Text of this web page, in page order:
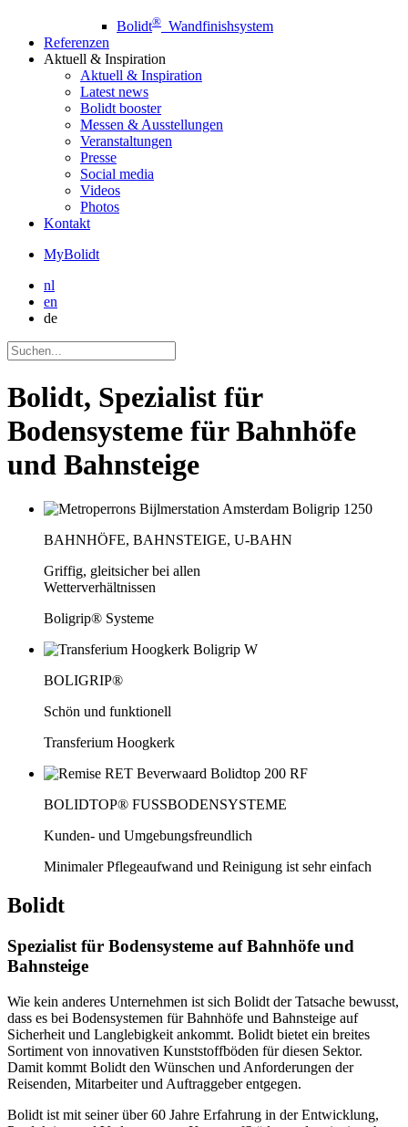
Bolidt® Wandfinishsystem
Referenzen
Aktuell & Inspiration
Aktuell & Inspiration
Latest news
Bolidt booster
Messen & Ausstellungen
Veranstaltungen
Presse
Social media
Videos
Photos
Kontakt
MyBolidt
nl
en
de
Bolidt, Spezialist für
Bodensysteme für Bahnhöfe
und Bahnsteige
BAHNHÖFE, BAHNSTEIGE, U-BAHN
Griffig, gleitsicher bei allen
Wetterverhältnissen
Boligrip® Systeme
BOLIGRIP®
Schön und funktionell
Transferium Hoogkerk
BOLIDTOP® FUSSBODENSYSTEME
Kunden- und Umgebungsfreundlich
Minimaler Pflegeaufwand und Reinigung ist sehr einfach
Bolidt
Spezialist für Bodensysteme auf Bahnhöfe und
Bahnsteige
Wie kein anderes Unternehmen ist sich Bolidt der Tatsache bewusst,
dass es bei Bodensystemen für Bahnhöfe und Bahnsteige auf
Sicherheit und Langlebigkeit ankommt. Bolidt bietet ein breites
Sortiment von innovativen Kunststoffböden für diesen Sektor.
Damit kommt Bolidt den Wünschen und Anforderungen der
Reisenden, Mitarbeiter und Auftraggeber entgegen.
Bolidt ist mit seiner über 60 Jahre Erfahrung in der Entwicklung,